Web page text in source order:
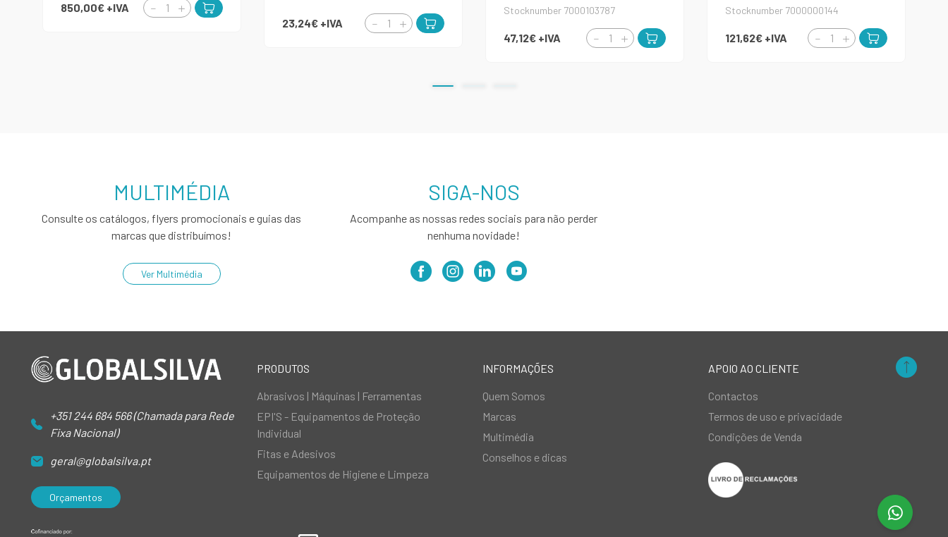
850,00€ +IVA
23,24€ +IVA
Stocknumber 7000103787
47,12€ +IVA
Stocknumber 7000000144
121,62€ +IVA
MULTIMÉDIA
Consulte os catálogos, flyers promocionais e guias das
marcas que distribuímos!
Ver Multimédia
SIGA-NOS
Acompanhe as nossas redes sociais para não perder
nenhuma novidade!
+351 244 684 566 (Chamada para Rede
Fixa Nacional)
geral@globalsilva.pt
Orçamentos
PRODUTOS
Abrasivos | Máquinas | Ferramentas
EPI'S - Equipamentos de Proteção
Individual
Fitas e Adesivos
Equipamentos de Higiene e Limpeza
INFORMAÇÕES
Quem Somos
Marcas
Multimédia
Conselhos e dicas
APOIO AO CLIENTE
Contactos
Termos de uso e privacidade
Condições de Venda